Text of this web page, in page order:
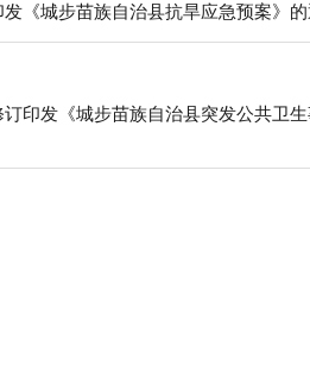
《城步苗族自治县抗旱应急预案》
印发《城步苗族自治县突发公共卫